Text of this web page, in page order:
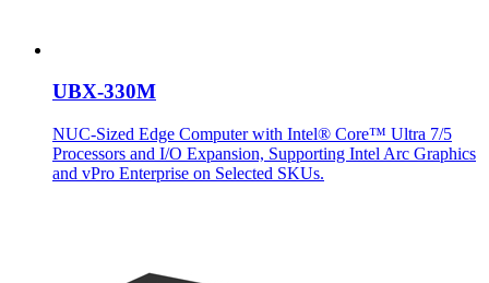
UBX-330M
NUC-Sized Edge Computer with Intel® Core™ Ultra 7/5
Processors and I/O Expansion, Supporting Intel Arc Graphics
and vPro Enterprise on Selected SKUs.